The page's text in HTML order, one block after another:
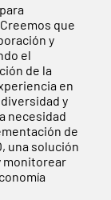
que
y
el
de la
en
y
necesidad
de
una solución
monitorear